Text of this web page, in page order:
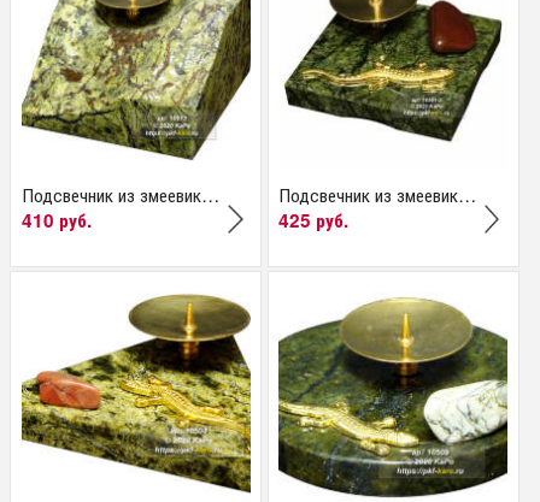
Подсвечник из змеевика...
410 руб.
Подсвечник из змеевика...
425 руб.